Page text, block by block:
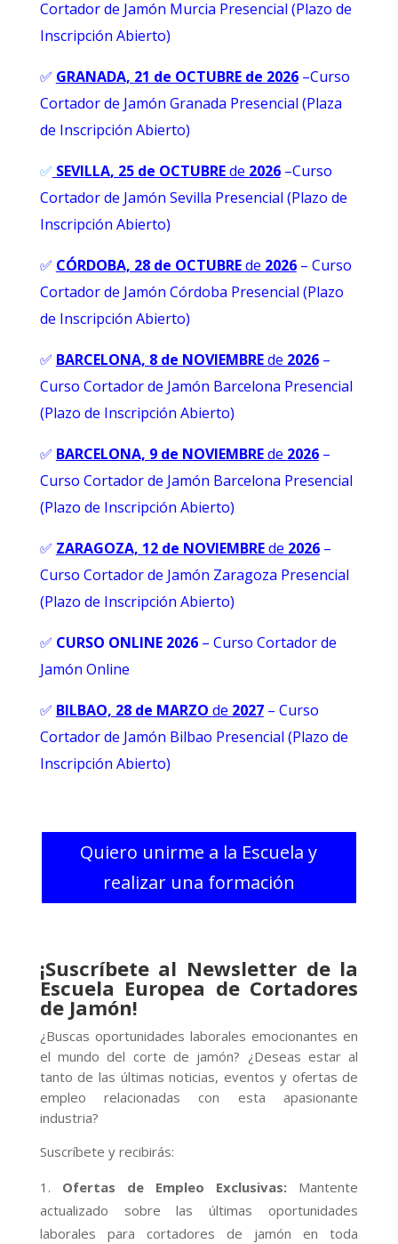
Cortador de Jamón Murcia Presencial (Plazo de
Inscripción Abierto)
✅ GRANADA, 21 de OCTUBRE de 2026–Curso
Cortador de Jamón Granada Presencial (Plaza
de Inscripción Abierto)
✅ SEVILLA, 25 de OCTUBREde 2026–Curso
Cortador de Jamón Sevilla Presencial (Plazo de
Inscripción Abierto)
✅ CÓRDOBA, 28 de OCTUBREde 2026– Curso
Cortador de Jamón Córdoba Presencial (Plazo
de Inscripción Abierto)
✅ BARCELONA, 8 de NOVIEMBREde 2026–
Curso Cortador de Jamón Barcelona Presencial
(Plazo de Inscripción Abierto)
✅ BARCELONA, 9 de NOVIEMBREde 2026–
Curso Cortador de Jamón Barcelona Presencial
(Plazo de Inscripción Abierto)
✅ ZARAGOZA, 12 de NOVIEMBREde 2026–
Curso Cortador de Jamón Zaragoza Presencial
(Plazo de Inscripción Abierto)
✅ CURSO ONLINE 2026– Curso Cortador de
Jamón Online
✅ BILBAO, 28 de MARZO de 2027– Curso
Cortador de Jamón Bilbao Presencial (Plazo de
Inscripción Abierto)
Quiero unirme a la Escuela y
realizar una formación
¡Suscríbete al Newsletter de la
Escuela Europea de Cortadores
de Jamón!
¿Buscas oportunidades laborales emocionantes en
el mundo del corte de jamón? ¿Deseas estar al
tanto de las últimas noticias, eventos y ofertas de
empleo relacionadas con esta apasionante
industria?
Suscríbete y recibirás:
Ofertas de Empleo Exclusivas: Mantente
actualizado sobre las últimas oportunidades
laborales para cortadores de jamón en toda